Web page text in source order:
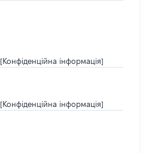
[Конфіденційна інформація]
[Конфіденційна інформація]